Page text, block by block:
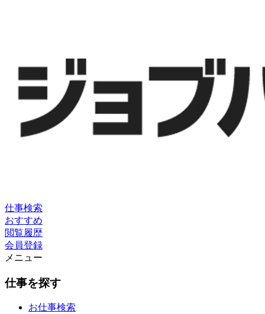
仕事検索
おすすめ
閲覧履歴
会員登録
メニュー
仕事を探す
お仕事検索